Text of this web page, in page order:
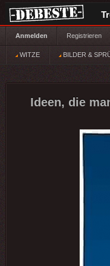
Anmelden Registrieren
WITZE BILDER &
Ideen, die